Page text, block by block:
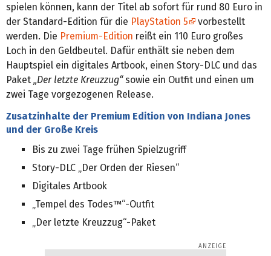
spielen können, kann der Titel ab sofort für rund 80 Euro in
der Standard-Edition für die PlayStation 5
vorbestellt
werden. Die Premium-Edition reißt ein 110 Euro großes
Loch in den Geldbeutel. Dafür enthält sie neben dem
Hauptspiel ein digitales Artbook, einen Story-DLC und das
Paket „Der letzte Kreuzzug“sowie ein Outfit und einen um
zwei Tage vorgezogenen Release.
Zusatzinhalte der Premium Edition von Indiana Jones
und der Große Kreis
Bis zu zwei Tage frühen Spielzugriff
Story-DLC „Der Orden der Riesen“
Digitales Artbook
„Tempel des Todes™“-Outfit
„Der letzte Kreuzzug“-Paket